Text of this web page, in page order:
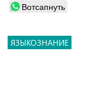
Вотсапнуть
ЯЗЫКОЗНАНИЕ